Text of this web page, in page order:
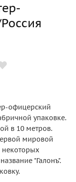
офицерский
упаковке.
в 10 метров.
мировой
некоторых
"Галонъ".